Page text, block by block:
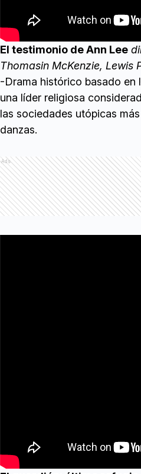
El testimonio de Ann Lee
Thomasin McKenzie, Lewis
-Drama histórico basado en
una líder religiosa
las sociedades utópicas
danzas.
Ads